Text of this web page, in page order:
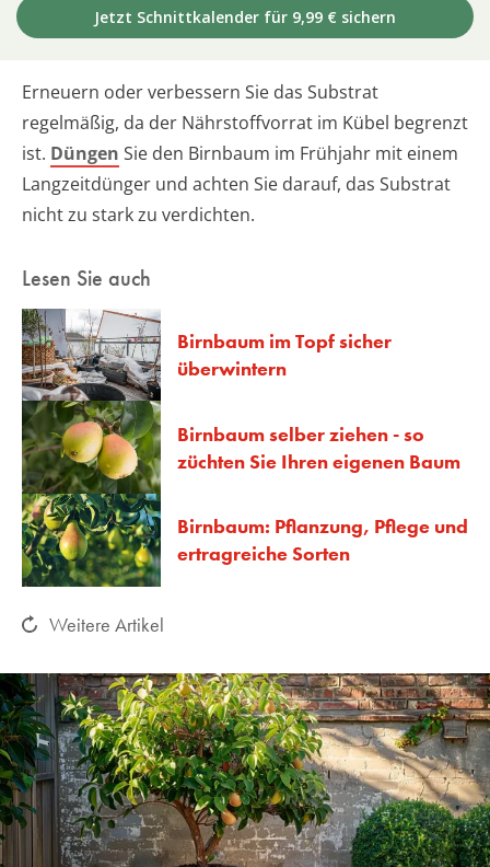
Jetzt Schnittkalender für 9,99 € sichern
Erneuern oder verbessern Sie das Substrat
regelmäßig, da der Nährstoffvorrat im Kübel begrenzt
ist. Düngen Sie den Birnbaum im Frühjahr mit einem
Langzeitdünger und achten Sie darauf, das Substrat
nicht zu stark zu verdichten.
Lesen Sie auch
Birnbaum im Topf sicher
überwintern
Birnbaum selber ziehen - so
züchten Sie Ihren eigenen Baum
Birnbaum: Pflanzung, Pflege und
ertragreiche Sorten
Weitere Artikel